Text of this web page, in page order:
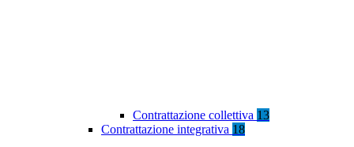
Contrattazione collettiva 13
Contrattazione integrativa 18